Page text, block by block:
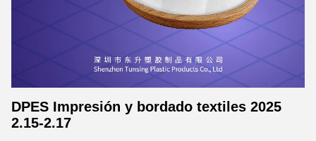
DPES Impresión y bordado textiles 2025
2.15-2.17